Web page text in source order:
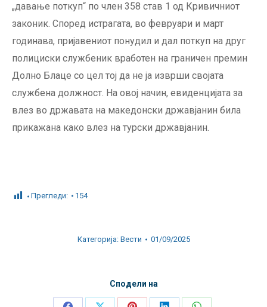
„давање поткуп“ по член 358 став 1 од Кривичниот
законик. Според истрагата, во февруари и март
годинава, пријавениот понудил и дал поткуп на друг
полициски службеник вработен на граничен премин
Долно Блаце со цел тој да не ја изврши својата
службена должност. На овој начин, евиденцијата за
влез во државата на македонски државјанин била
прикажана како влез на турски државјанин.
Прегледи: 154
Категорија: Вести 01/09/2025
Сподели на